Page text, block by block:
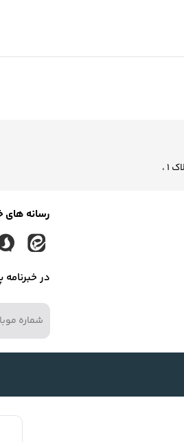
،
رسانه های
در